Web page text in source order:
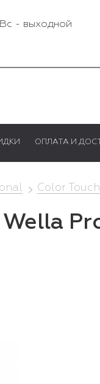
- выходной
ОПЛАТА И
Color Touch
Wella